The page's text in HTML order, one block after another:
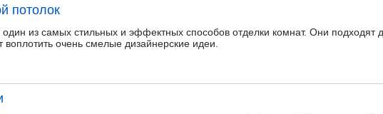
потолок
из самых стильных и эффектных способов отделки комнат. Они подходят
очень смелые дизайнерские идеи.